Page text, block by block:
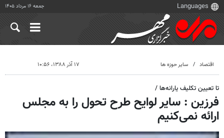
جمعه ۱۶ مرداد ۱۴۰۵
اقتصاد سایر حوزه ها ۱۷ آذر ۱۳۸۸، ۱۰:۵۶
تا تعیین ‌تکلیف یارانه‌ها /
فرزین : سایر لوایح طرح تحول را به مجلس
ارائه نمی‌کنیم